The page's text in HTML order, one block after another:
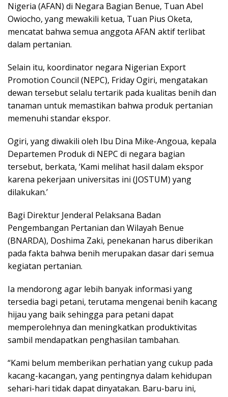
Nigeria (AFAN) di Negara Bagian Benue, Tuan Abel
Owiocho, yang mewakili ketua, Tuan Pius Oketa,
mencatat bahwa semua anggota AFAN aktif terlibat
dalam pertanian.
Selain itu, koordinator negara Nigerian Export
Promotion Council (NEPC), Friday Ogiri, mengatakan
dewan tersebut selalu tertarik pada kualitas benih dan
tanaman untuk memastikan bahwa produk pertanian
memenuhi standar ekspor.
Ogiri, yang diwakili oleh Ibu Dina Mike-Angoua, kepala
Departemen Produk di NEPC di negara bagian
tersebut, berkata, ‘Kami melihat hasil dalam ekspor
karena pekerjaan universitas ini (JOSTUM) yang
dilakukan.’
Bagi Direktur Jenderal Pelaksana Badan
Pengembangan Pertanian dan Wilayah Benue
(BNARDA), Doshima Zaki, penekanan harus diberikan
pada fakta bahwa benih merupakan dasar dari semua
kegiatan pertanian.
Ia mendorong agar lebih banyak informasi yang
tersedia bagi petani, terutama mengenai benih kacang
hijau yang baik sehingga para petani dapat
memperolehnya dan meningkatkan produktivitas
sambil mendapatkan penghasilan tambahan.
“Kami belum memberikan perhatian yang cukup pada
kacang-kacangan, yang pentingnya dalam kehidupan
sehari-hari tidak dapat dinyatakan. Baru-baru ini,